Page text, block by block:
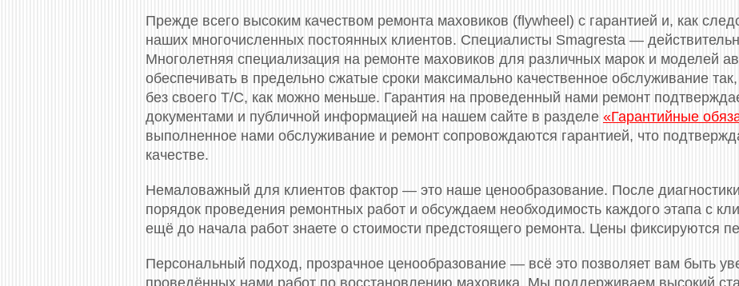
Прежде всего высоким качеством ремонта маховиков (flywheel) с гарантией и, как
наших многочисленных постоянных клиентов. Специалисты Smagresta —
Многолетняя специализация на ремонте маховиков для различных марок и моделей
обеспечивать в предельно сжатые сроки максимально качественное обслуживание
без своего Т/С, как можно меньше. Гарантия на проведенный нами ремонт
документами и публичной информацией на нашем сайте в разделе «Гарантийные
выполненное нами обслуживание и ремонт сопровождаются гарантией, что
качестве.
Немаловажный для клиентов фактор — это наше ценообразование. После
порядок проведения ремонтных работ и обсуждаем необходимость каждого этапа с
ещё до начала работ знаете о стоимости предстоящего ремонта. Цены фиксируются
Персональный подход, прозрачное ценообразование — всё это позволяет вам быть
проведённых нами работ по восстановлению маховика. Мы поддерживаем высокий